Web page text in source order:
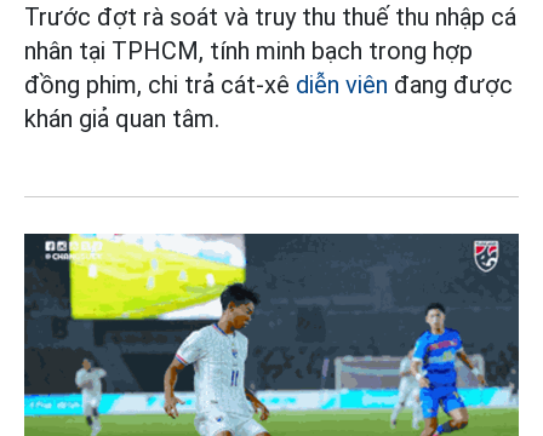
Trước đợt rà soát và truy thu thuế thu nhập cá
nhân tại TPHCM, tính minh bạch trong hợp
đồng phim, chi trả cát-xê diễn viên đang được
khán giả quan tâm.